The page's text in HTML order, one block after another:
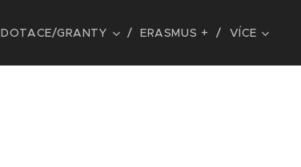
DOTACE/GRANTY ERASMUS + VÍCE